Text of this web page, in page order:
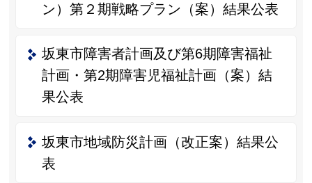
ン）第２期戦略プラン（案）結果公表
坂東市障害者計画及び第6期障害福祉
計画・第2期障害児福祉計画（案）結
果公表
坂東市地域防災計画（改正案）結果公
表